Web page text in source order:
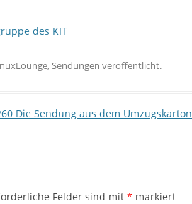
des KIT
,Sendungen veröffentlicht.
Die Sendung aus dem Umzugskarton
Felder sind mit * markiert